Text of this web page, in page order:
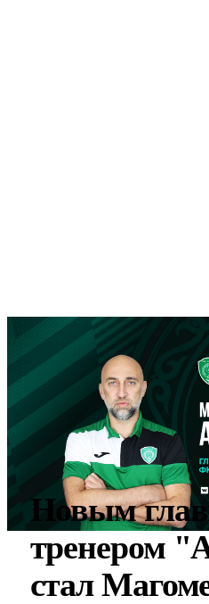
Новым
тренером
стал